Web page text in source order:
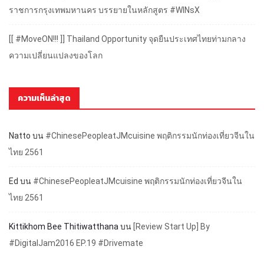
ราชการกรุงเทพมหานคร บรรยายในหลักสูตร #WINsX
[[ #MoveON!!! ]] Thailand Opportunity จุดยืนประเทศไทยท่ามกลาง
ความเปลี่ยนแปลงของโลก
ความเห็นล่าสุด
Natto บน #ChinesePeopleatJMcuisine พฤติกรรมนักท่องเที่ยวจีนใน
ไทย 2561
Ed บน #ChinesePeopleatJMcuisine พฤติกรรมนักท่องเที่ยวจีนใน
ไทย 2561
Kittikhom Bee Thitiwatthana บน [Review Start Up] By
#DigitalJam2016 EP.19 #Drivemate